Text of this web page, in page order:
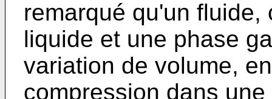
remarqué qu'un
liquide et une phase
variation de volume,
compression dans